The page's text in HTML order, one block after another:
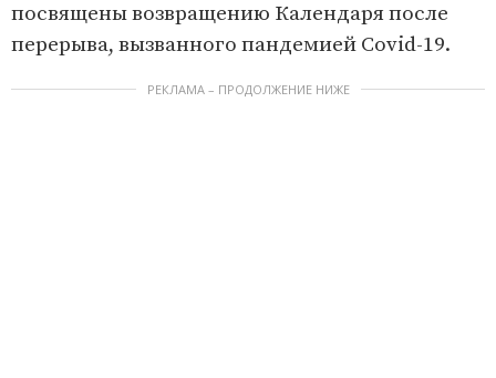
посвящены возвращению Календаря после
перерыва, вызванного пандемией Covid-19.
РЕКЛАМА – ПРОДОЛЖЕНИЕ НИЖЕ